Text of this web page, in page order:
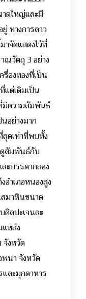
ดใหญ่และมี
ทางการลาว
จัดแสดงไว้ที่
ณวัตถุ 3 อย่าง
รื่องทองที่เป็น
แต่เดิมเป็น
ความสัมพันธ์
อย่างมาก
ดเท่าที่พบทั้ง
ดูสัมพันธ์กับ
ะบรรดากลอง
อำเภอหนองสูง
มาหินขนาด
ลปะเจนละ
หล่ง
จังหวัด
พนา จังหวัด
ละมุกดาหาร